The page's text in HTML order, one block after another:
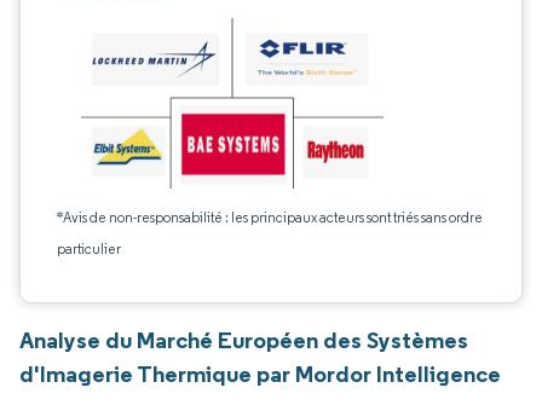
*Avis de non-responsabilité : les principaux acteurs sont triés sans ordre
particulier
Analyse du Marché Européen des Systèmes
d'Imagerie Thermique par Mordor Intelligence